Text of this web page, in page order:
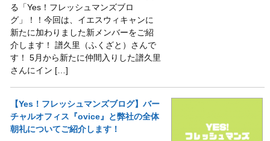
る「Yes！フレッシュマンズブロ
グ」！！今回は、イエスウィキャンに
新たに加わりました新メンバーをご紹
介します！ 譜久里（ふくざと）さんで
す！ 5月から新たに仲間入りした譜久里
さんにイン […]
【Yes！フレッシュマンズブログ】バー
チャルオフィス『ovice』と弊社の全体
朝礼についてご紹介します！